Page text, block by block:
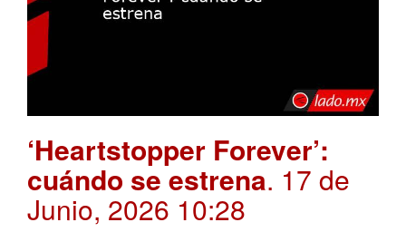
‘Heartstopper Forever’:
cuándo se estrena. 17 de
Junio, 2026 10:28